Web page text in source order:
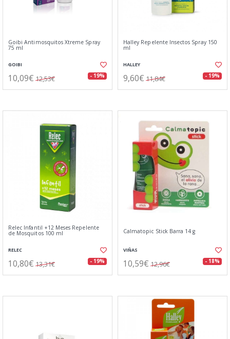
Goibi Antimosquitos Xtreme Spray
75 ml
GOIBI
10,09€ 12,53€ - 19%
Halley Repelente Insectos Spray 150
ml
HALLEY
9,60€ 11,84€ - 19%
Relec Infantil +12 Meses Repelente
de Mosquitos 100 ml
RELEC
10,80€ 13,31€ - 19%
Calmatopic Stick Barra 14 g
VIÑAS
10,59€ 12,96€ - 18%